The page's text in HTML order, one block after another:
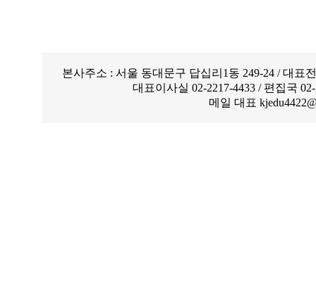
본사주소 : 서울 동대문구 답십리1동 249-24 / 대표
대표이사실 02-2217-4433 / 편집국
메일 대표